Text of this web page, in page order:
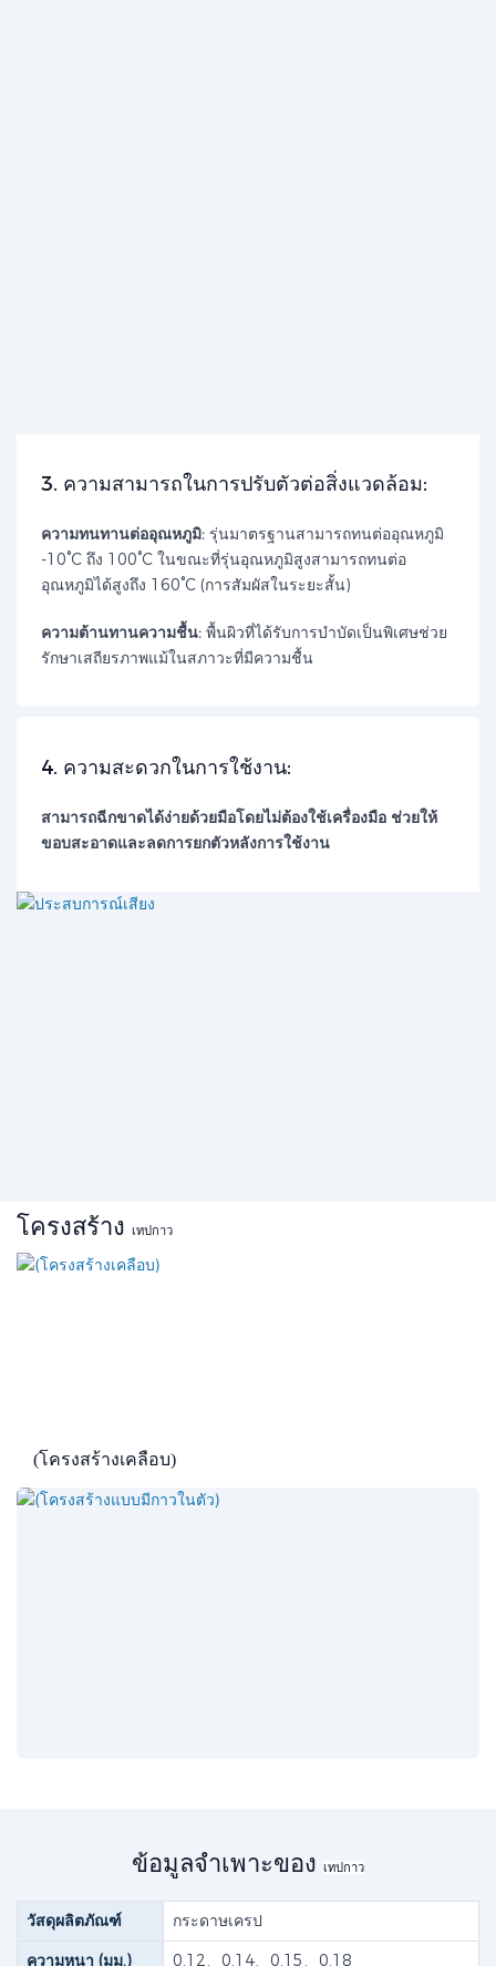
​3. ความสามารถในการปรับตัวต่อสิ่งแวดล้อม:​​
ความทนทานต่ออุณหภูมิ: รุ่นมาตรฐานสามารถทนต่ออุณหภูมิ
-10°C ถึง 100°C ในขณะที่รุ่นอุณหภูมิสูงสามารถทนต่อ
อุณหภูมิได้สูงถึง 160°C (การสัมผัสในระยะสั้น)
ความต้านทานความชื้น: พื้นผิวที่ได้รับการบำบัดเป็นพิเศษช่วย
รักษาเสถียรภาพแม้ในสภาวะที่มีความชื้น
4. ความสะดวกในการใช้งาน:
สามารถฉีกขาดได้ง่ายด้วยมือโดยไม่ต้องใช้เครื่องมือ ช่วยให้
ขอบสะอาดและลดการยกตัวหลังการใช้งาน
โครงสร้าง เทปกาว
(โครงสร้างเคลือบ)
ข้อมูลจำเพาะของ เทปกาว
วัสดุผลิตภัณฑ์
กระดาษเครป
ความหนา (มม.)
0.12、0.14、0.15、0.18